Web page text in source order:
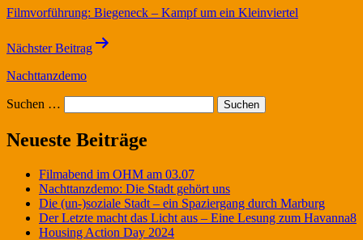
Filmvorführung: Biegeneck – Kampf um ein Kleinviertel
Nächster Beitrag
Nachttanzdemo
Suchen …
Neueste Beiträge
Filmabend im OHM am 03.07
Nachttanzdemo: Die Stadt gehört uns
Die (un-)soziale Stadt – ein Spaziergang durch Marburg
Der Letzte macht das Licht aus – Eine Lesung zum Havanna8
Housing Action Day 2024